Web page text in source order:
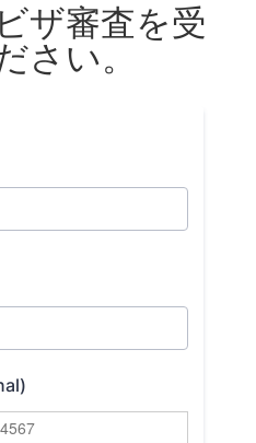
ザ審査を受
さい。